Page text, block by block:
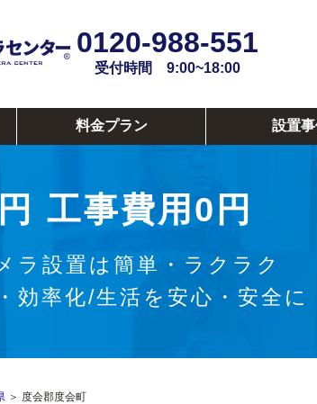
0120-988-551
受付時間 9:00~18:00
料金プラン 設置事
工事費用0円
ラ設置は簡単・ラクラク
効率化/生活を安心・安全に
＞ 度会郡度会町